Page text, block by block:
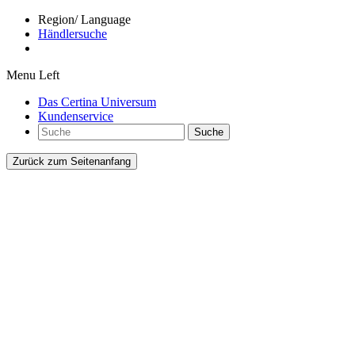
Region/ Language
Händlersuche
Menu Left
Das Certina Universum
Kundenservice
Suche
Zurück zum Seitenanfang